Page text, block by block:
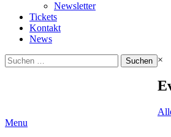
Newsletter
Tickets
Kontakt
News
Suchen
nach:
×
Menu